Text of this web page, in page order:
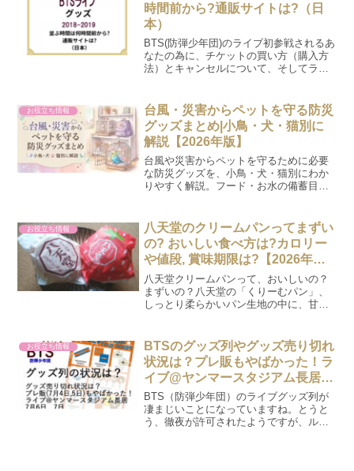
時間前から?通販サイトは?（日
本）
BTS(防弾少年団)のライブ初参戦されるあ
なたの為に、チケットの買い方（購入方
法）とキャンセルについて、そしてライ
してください。
お役立ち情報
台風・災害からペットを守る防災
グッズまとめ|小鳥・犬・猫別に
解説【2026年版】
台風や災害からペットを守るために必要
な防災グッズを、小鳥・犬・猫別にわか
りやすく解説。フード・お水の備蓄目安
お役立ち情報
八天堂のクリームパンってまずい
の? おいしい食べ方は?カロリー
や値段, 賞味期限は?【2026年最
新・口コミ】
八天堂クリームパンって、おいしいの？
まずいの？八天堂の「くりーむパン」、
しっとり柔らかいパン生地の中に、甘す
ボ商品は、またたく間に品切れになって
しまうほど！私は、ある日...
お役立ち情報
BTSのグッズ列やグッズ売り切れ
状況は？プレ販もやばかった！ラ
イブ@ヤンマースタジアム長居 7
月4日、5日、6日、7日
BTS（防弾少年団）のライブグッズ列が
凄まじいことになっていますね。とうと
う、徹夜が許可されたようですが、ルー